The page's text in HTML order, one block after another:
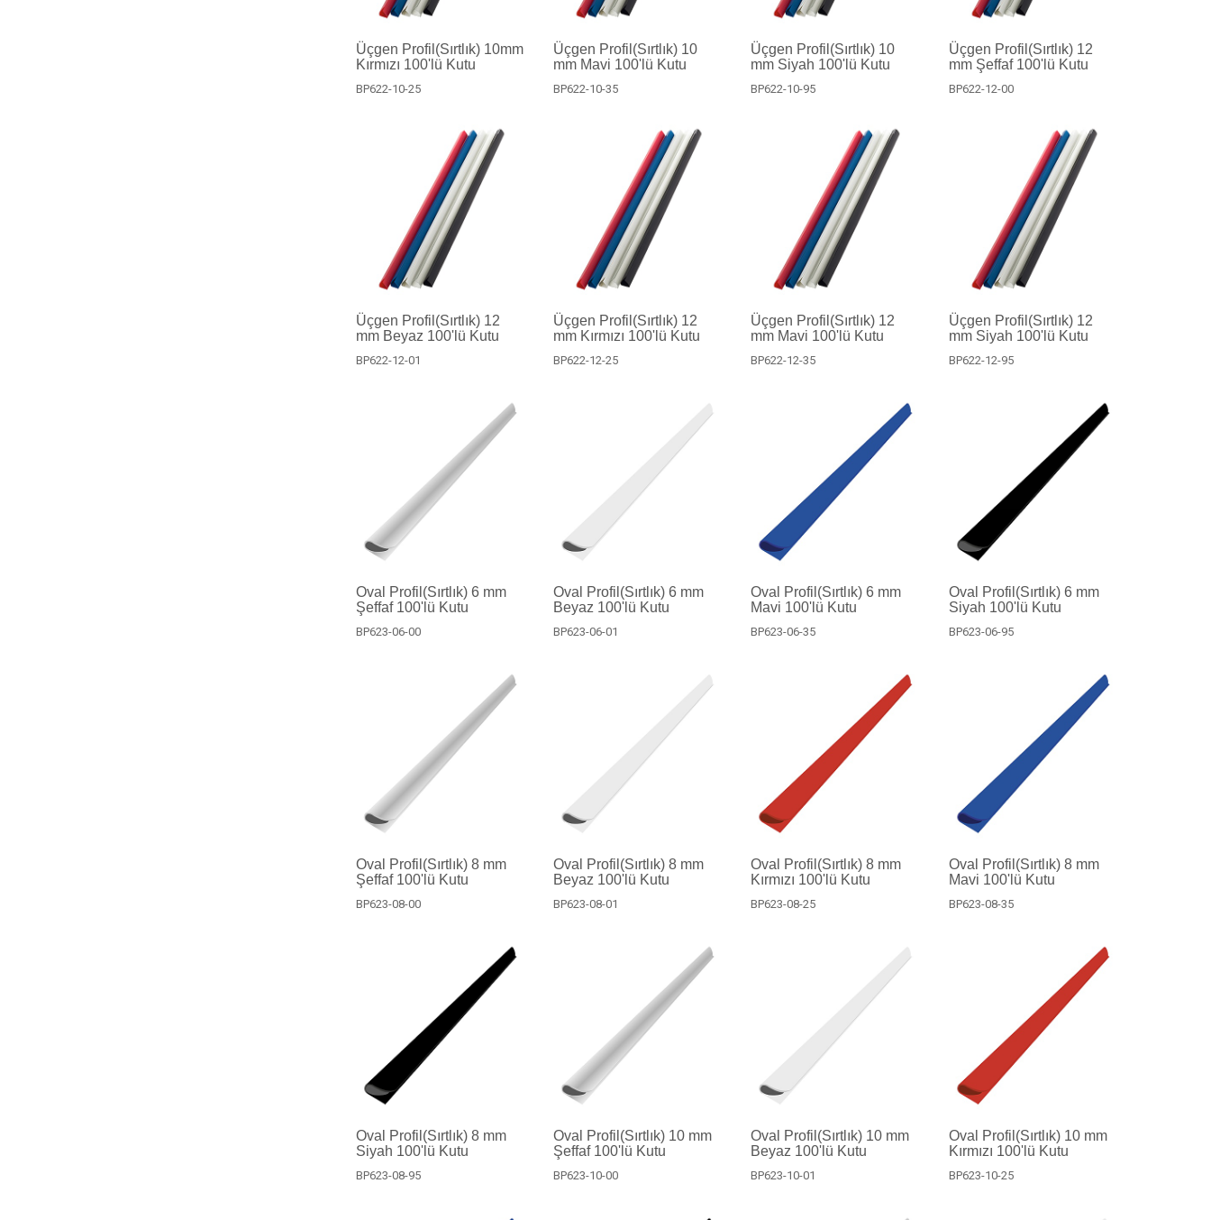
Üçgen Profil(Sırtlık) 10mm
Kırmızı 100'lü Kutu
BP622-10-25
Üçgen Profil(Sırtlık) 10
mm Mavi 100'lü Kutu
BP622-10-35
Üçgen Profil(Sırtlık) 10
mm Siyah 100'lü Kutu
BP622-10-95
Üçgen Profil(Sırtlık) 12
mm Şeffaf 100'lü Kutu
BP622-12-00
Üçgen Profil(Sırtlık) 12
mm Beyaz 100'lü Kutu
BP622-12-01
Üçgen Profil(Sırtlık) 12
mm Kırmızı 100'lü Kutu
BP622-12-25
Üçgen Profil(Sırtlık) 12
mm Mavi 100'lü Kutu
BP622-12-35
Üçgen Profil(Sırtlık) 12
mm Siyah 100'lü Kutu
BP622-12-95
Oval Profil(Sırtlık) 6 mm
Şeffaf 100'lü Kutu
BP623-06-00
Oval Profil(Sırtlık) 6 mm
Beyaz 100'lü Kutu
BP623-06-01
Oval Profil(Sırtlık) 6 mm
Mavi 100'lü Kutu
BP623-06-35
Oval Profil(Sırtlık) 6 mm
Siyah 100'lü Kutu
BP623-06-95
Oval Profil(Sırtlık) 8 mm
Şeffaf 100'lü Kutu
BP623-08-00
Oval Profil(Sırtlık) 8 mm
Beyaz 100'lü Kutu
BP623-08-01
Oval Profil(Sırtlık) 8 mm
Kırmızı 100'lü Kutu
BP623-08-25
Oval Profil(Sırtlık) 8 mm
Mavi 100'lü Kutu
BP623-08-35
Oval Profil(Sırtlık) 8 mm
Siyah 100'lü Kutu
BP623-08-95
Oval Profil(Sırtlık) 10 mm
Şeffaf 100'lü Kutu
BP623-10-00
Oval Profil(Sırtlık) 10 mm
Beyaz 100'lü Kutu
BP623-10-01
Oval Profil(Sırtlık) 10 mm
Kırmızı 100'lü Kutu
BP623-10-25